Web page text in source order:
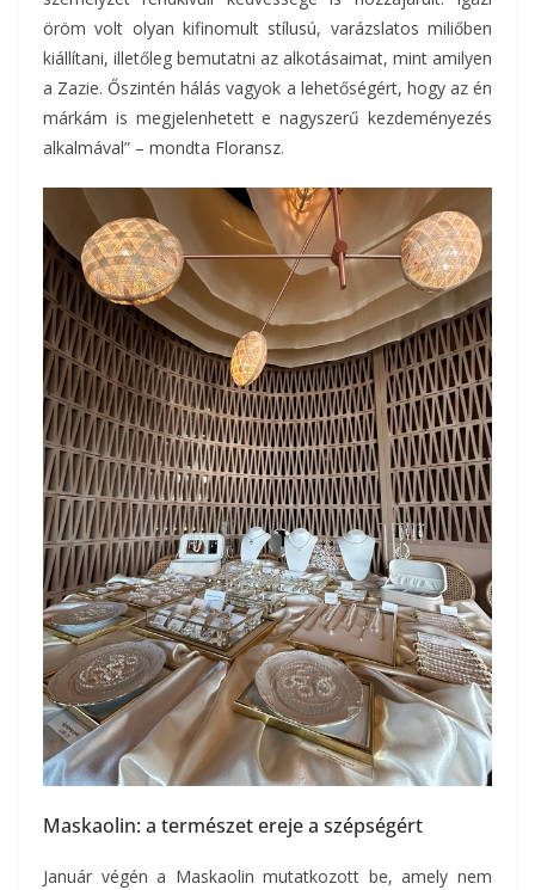
öröm volt olyan kifinomult stílusú, varázslatos miliőben
kiállítani, illetőleg bemutatni az alkotásaimat, mint amilyen
a Zazie. Őszintén hálás vagyok a lehetőségért, hogy az én
márkám is megjelenhetett e nagyszerű kezdeményezés
alkalmával” – mondta Floransz.
Maskaolin: a természet ereje a szépségért
Január végén a Maskaolin mutatkozott be, amely nem